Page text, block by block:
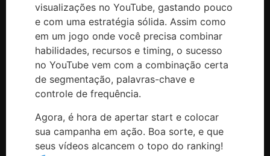
visualizações no YouTube, gastando pouco
e com uma estratégia sólida. Assim como
em um jogo onde você precisa combinar
habilidades, recursos e timing, o sucesso
no YouTube vem com a combinação certa
de segmentação, palavras-chave e
controle de frequência.
Agora, é hora de apertar start e colocar
sua campanha em ação. Boa sorte, e que
seus vídeos alcancem o topo do ranking!